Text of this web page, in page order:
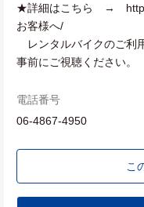
★詳細はこちら →
お客様へ/
レンタルバイクのご利
事前にご視聴ください。
電話番号
06-4867-4950
こ